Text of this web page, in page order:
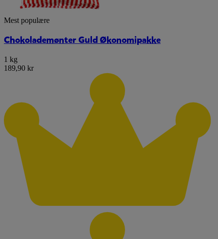
Mest populære
Chokolademønter Guld Økonomipakke
1 kg
189,90 kr